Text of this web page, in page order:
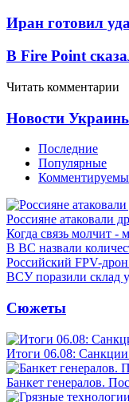
Иран готовил
В Fire Point
Читать комментарии
Новости
Последние
Популярные
Россияне атаковали
Когда связь молчит -
В ВС назвали
Российский FPV-
ВСУ поразили склад
Сюжеты
Итоги 06.08:
Банкет генералов.